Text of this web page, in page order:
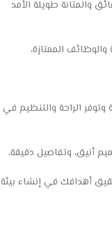
والمتانة طويلة الأمد
الممتازة،
وتوفر الراحة والتنظيم في
أنيق، وتفاصيل دقيقة،
أهدافك في إنشاء بيئة